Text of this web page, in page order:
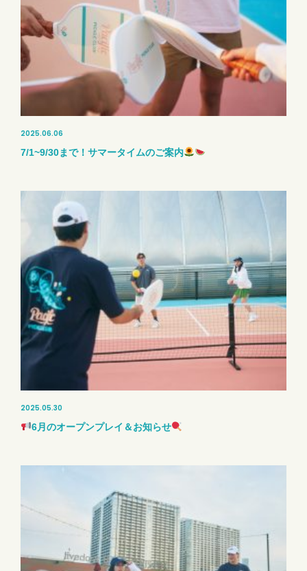
2025.06.06
7/1~9/30まで！サマータイムのご案内
2025.05.30
6月のオープンプレイ＆お知らせ